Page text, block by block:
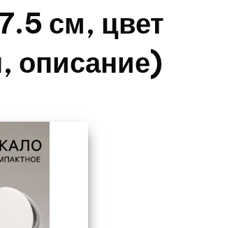
см, цвет
описание)